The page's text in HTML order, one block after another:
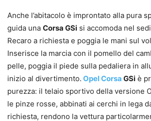
Anche l’abitacolo è improntato alla pura
guida una Corsa GSi si accomoda nel
Recaro a richiesta e poggia le mani sul
Inserisce la marcia con il pomello del
pelle, poggia il piede sulla pedaliera in
inizio al divertimento. Opel Corsa GSi è
purezza: il telaio sportivo della versione
le pinze rosse, abbinati ai cerchi in lega
richiesta, rendono la vettura